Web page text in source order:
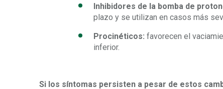
Inhibidores de la bomba de
plazo y se utilizan en casos más
Procinéticos: favorecen el
inferior.
Si los síntomas persisten a pesar de estos